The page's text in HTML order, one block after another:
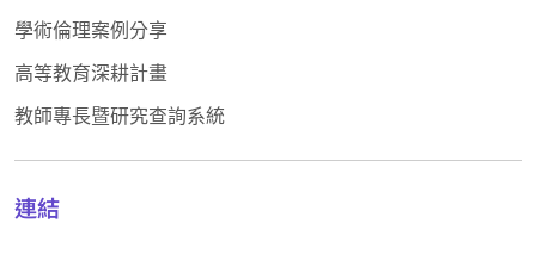
學術倫理案例分享
高等教育深耕計畫
教師專長暨研究查詢系統
連結